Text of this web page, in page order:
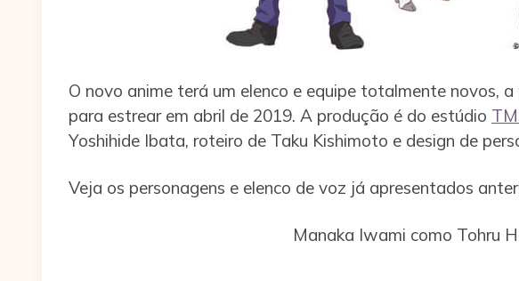
O novo anime terá um elenco e equipe totalmente novos,
para estrear em abril de 2019. A produção é do estúdio
Yoshihide Ibata, roteiro de Taku Kishimoto e design de
Veja os personagens e elenco de voz já apresentados
Manaka Iwami como Tohru